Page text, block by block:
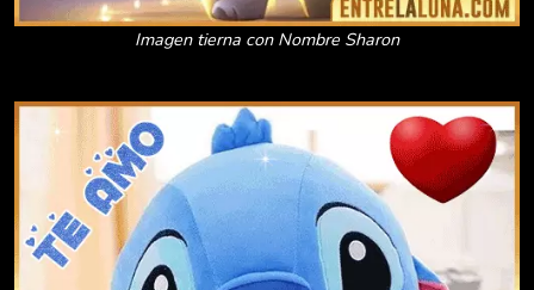
Imagen tierna con Nombre Sharon